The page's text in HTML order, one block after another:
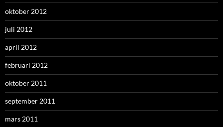
oktober 2012
juli 2012
april 2012
februari 2012
oktober 2011
september 2011
mars 2011